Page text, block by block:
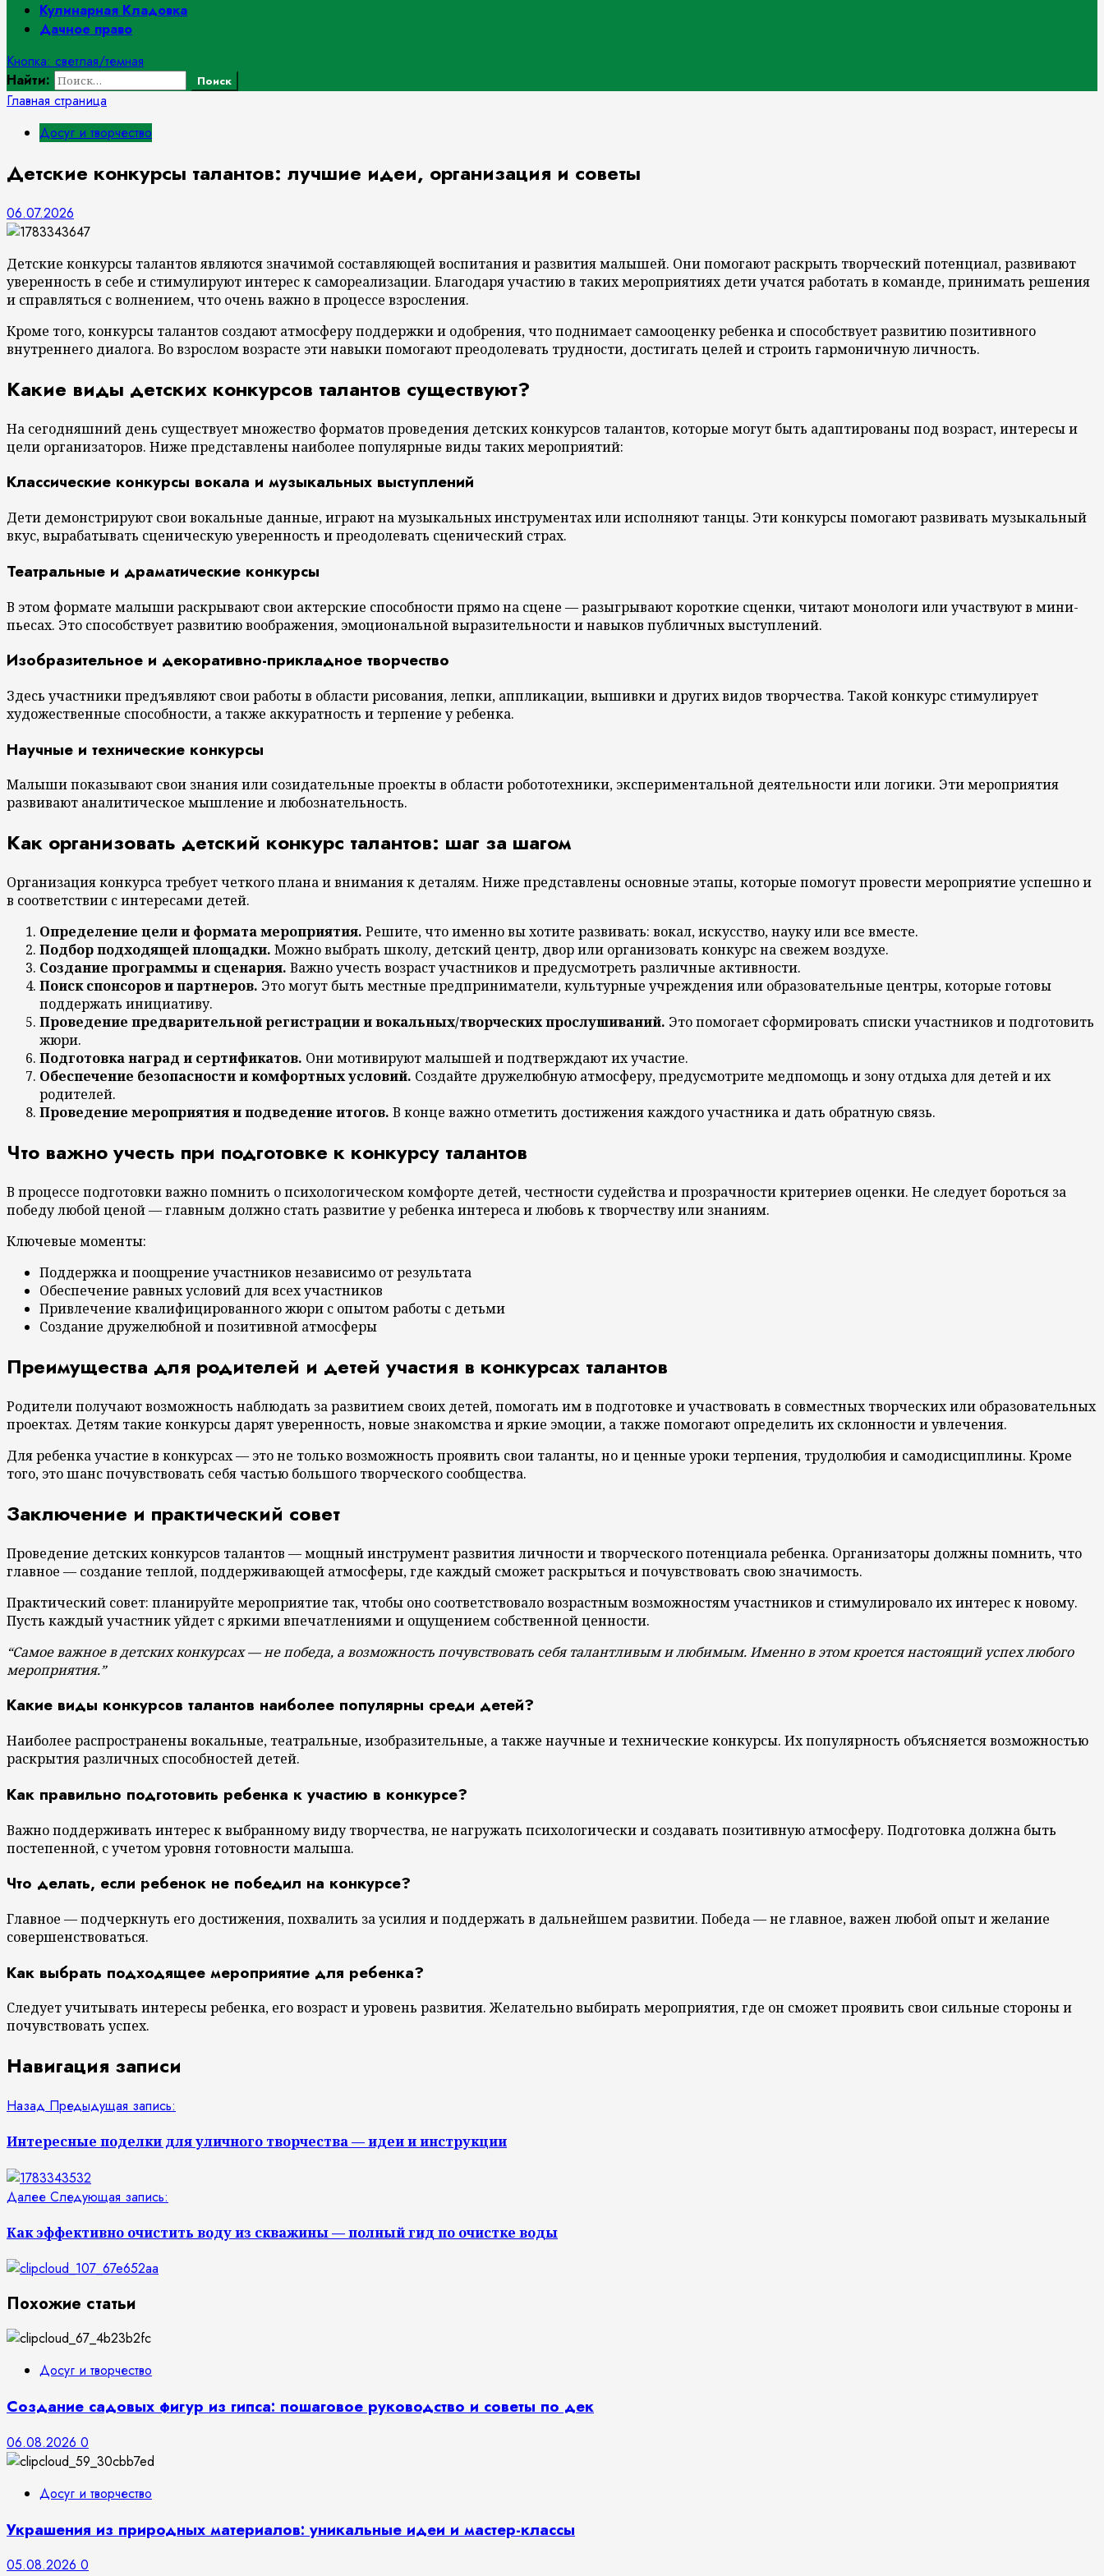
Кулинарная Кладовка
Дачное право
Кнопка: светлая/темная
Найти:
Главная страница
Досуг и творчество
Детские конкурсы талантов: лучшие идеи, организация и советы
06.07.2026
Детские конкурсы талантов являются значимой составляющей воспитания и развития малышей. Они помогают раскрыть творческий потенциал, развивают
уверенность в себе и стимулируют интерес к самореализации. Благодаря участию в таких мероприятиях дети учатся работать в команде, принимать решения
и справляться с волнением, что очень важно в процессе взросления.
Кроме того, конкурсы талантов создают атмосферу поддержки и одобрения, что поднимает самооценку ребенка и способствует развитию позитивного
внутреннего диалога. Во взрослом возрасте эти навыки помогают преодолевать трудности, достигать целей и строить гармоничную личность.
Какие виды детских конкурсов талантов существуют?
На сегодняшний день существует множество форматов проведения детских конкурсов талантов, которые могут быть адаптированы под возраст, интересы и
цели организаторов. Ниже представлены наиболее популярные виды таких мероприятий:
Классические конкурсы вокала и музыкальных выступлений
Дети демонстрируют свои вокальные данные, играют на музыкальных инструментах или исполняют танцы. Эти конкурсы помогают развивать музыкальный
вкус, вырабатывать сценическую уверенность и преодолевать сценический страх.
Театральные и драматические конкурсы
В этом формате малыши раскрывают свои актерские способности прямо на сцене — разыгрывают короткие сценки, читают монологи или участвуют в мини-
пьесах. Это способствует развитию воображения, эмоциональной выразительности и навыков публичных выступлений.
Изобразительное и декоративно-прикладное творчество
Здесь участники предъявляют свои работы в области рисования, лепки, аппликации, вышивки и других видов творчества. Такой конкурс стимулирует
художественные способности, а также аккуратность и терпение у ребенка.
Научные и технические конкурсы
Малыши показывают свои знания или созидательные проекты в области робототехники, экспериментальной деятельности или логики. Эти мероприятия
развивают аналитическое мышление и любознательность.
Как организовать детский конкурс талантов: шаг за шагом
Организация конкурса требует четкого плана и внимания к деталям. Ниже представлены основные этапы, которые помогут провести мероприятие успешно и
в соответствии с интересами детей.
Определение цели и формата мероприятия. Решите, что именно вы хотите развивать: вокал, искусство, науку или все вместе.
Подбор подходящей площадки. Можно выбрать школу, детский центр, двор или организовать конкурс на свежем воздухе.
Создание программы и сценария. Важно учесть возраст участников и предусмотреть различные активности.
Поиск спонсоров и партнеров. Это могут быть местные предприниматели, культурные учреждения или образовательные центры, которые готовы
поддержать инициативу.
Проведение предварительной регистрации и вокальных/творческих прослушиваний. Это помогает сформировать списки участников и подготовить
жюри.
Подготовка наград и сертификатов. Они мотивируют малышей и подтверждают их участие.
Обеспечение безопасности и комфортных условий. Создайте дружелюбную атмосферу, предусмотрите медпомощь и зону отдыха для детей и их
родителей.
Проведение мероприятия и подведение итогов. В конце важно отметить достижения каждого участника и дать обратную связь.
Что важно учесть при подготовке к конкурсу талантов
В процессе подготовки важно помнить о психологическом комфорте детей, честности судейства и прозрачности критериев оценки. Не следует бороться за
победу любой ценой — главным должно стать развитие у ребенка интереса и любовь к творчеству или знаниям.
Ключевые моменты:
Поддержка и поощрение участников независимо от результата
Обеспечение равных условий для всех участников
Привлечение квалифицированного жюри с опытом работы с детьми
Создание дружелюбной и позитивной атмосферы
Преимущества для родителей и детей участия в конкурсах талантов
Родители получают возможность наблюдать за развитием своих детей, помогать им в подготовке и участвовать в совместных творческих или образовательных
проектах. Детям такие конкурсы дарят уверенность, новые знакомства и яркие эмоции, а также помогают определить их склонности и увлечения.
Для ребенка участие в конкурсах — это не только возможность проявить свои таланты, но и ценные уроки терпения, трудолюбия и самодисциплины. Кроме
того, это шанс почувствовать себя частью большого творческого сообщества.
Заключение и практический совет
Проведение детских конкурсов талантов — мощный инструмент развития личности и творческого потенциала ребенка. Организаторы должны помнить, что
главное — создание теплой, поддерживающей атмосферы, где каждый сможет раскрыться и почувствовать свою значимость.
Практический совет: планируйте мероприятие так, чтобы оно соответствовало возрастным возможностям участников и стимулировало их интерес к новому.
Пусть каждый участник уйдет с яркими впечатлениями и ощущением собственной ценности.
“Самое важное в детских конкурсах — не победа, а возможность почувствовать себя талантливым и любимым. Именно в этом кроется настоящий успех любого
мероприятия.”
Какие виды конкурсов талантов наиболее популярны среди детей?
Наиболее распространены вокальные, театральные, изобразительные, а также научные и технические конкурсы. Их популярность объясняется возможностью
раскрытия различных способностей детей.
Как правильно подготовить ребенка к участию в конкурсе?
Важно поддерживать интерес к выбранному виду творчества, не нагружать психологически и создавать позитивную атмосферу. Подготовка должна быть
постепенной, с учетом уровня готовности малыша.
Что делать, если ребенок не победил на конкурсе?
Главное — подчеркнуть его достижения, похвалить за усилия и поддержать в дальнейшем развитии. Победа — не главное, важен любой опыт и желание
совершенствоваться.
Как выбрать подходящее мероприятие для ребенка?
Следует учитывать интересы ребенка, его возраст и уровень развития. Желательно выбирать мероприятия, где он сможет проявить свои сильные стороны и
почувствовать успех.
Навигация записи
Назад Предыдущая запись:
Интересные поделки для уличного творчества — идеи и инструкции
Далее Следующая запись:
Как эффективно очистить воду из скважины — полный гид по очистке воды
Похожие статьи
Досуг и творчество
Создание садовых фигур из гипса: пошаговое руководство и советы по дек
06.08.2026 0
Досуг и творчество
Украшения из природных материалов: уникальные идеи и мастер-классы
05.08.2026 0